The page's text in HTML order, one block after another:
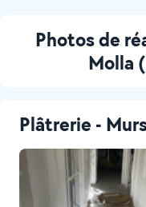
Photos de
Molla
Plâtrerie -